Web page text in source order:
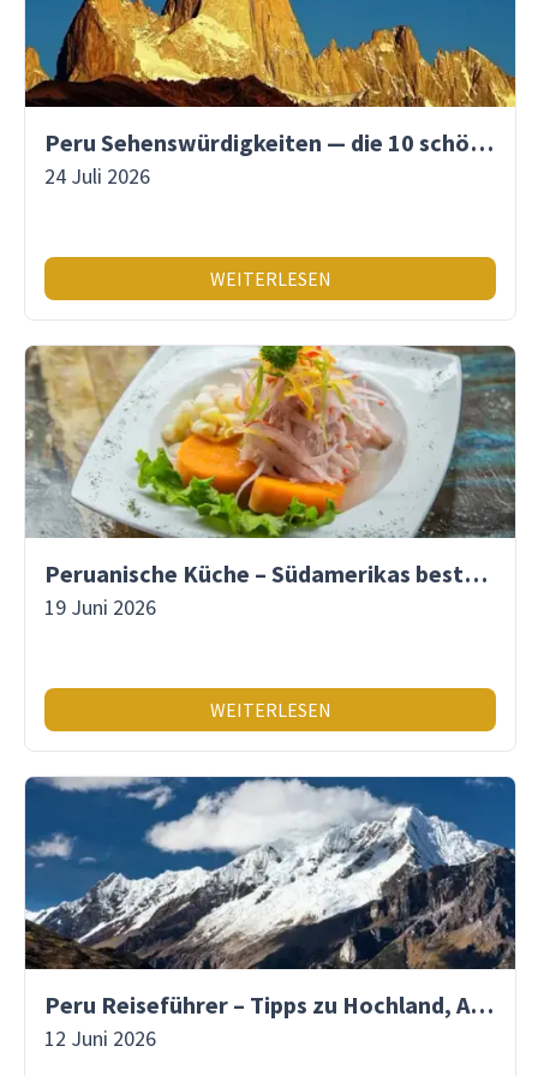
Peru Sehenswürdigkeiten — die 10 schönsten Orte
24 Juli 2026
WEITERLESEN
Peruanische Küche – Südamerikas beste Gastronomie
19 Juni 2026
WEITERLESEN
Peru Reiseführer – Tipps zu Hochland, Amazonas & Inka-Erbe
12 Juni 2026